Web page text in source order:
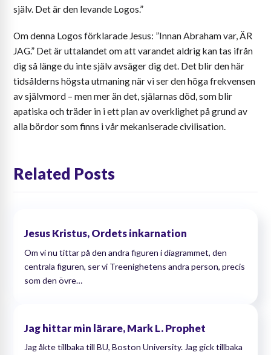
själv. Det är den levande Logos.”
Om denna Logos förklarade Jesus: ”Innan Abraham var, ÄR
JAG.” Det är uttalandet om att varandet aldrig kan tas ifrån
dig så länge du inte själv avsäger dig det. Det blir den här
tidsålderns högsta utmaning när vi ser den höga frekvensen
av självmord – men mer än det, själarnas död, som blir
apatiska och träder in i ett plan av overklighet på grund av
alla bördor som finns i vår mekaniserade civilisation.
Related Posts
Jesus Kristus, Ordets inkarnation
Om vi ​​nu tittar på den andra figuren i diagrammet, den
centrala figuren, ser vi Treenighetens andra person, precis
som den övre…
Jag hittar min lärare, Mark L. Prophet
Jag åkte tillbaka till BU, Boston University. Jag gick tillbaka